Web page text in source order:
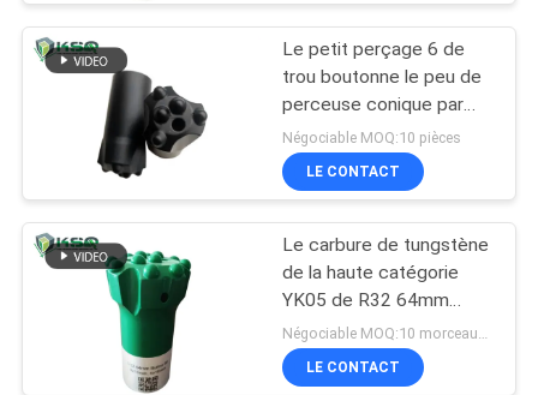
Le petit perçage 6 de
trou boutonne le peu de
perceuse conique par
36mm de bouton de
30mm 32mm
Négociable MOQ:10 pièces
LE CONTACT
Le carbure de tungstène
de la haute catégorie
YK05 de R32 64mm
insère le peu de
perceuse de bouton
LE CONTACT